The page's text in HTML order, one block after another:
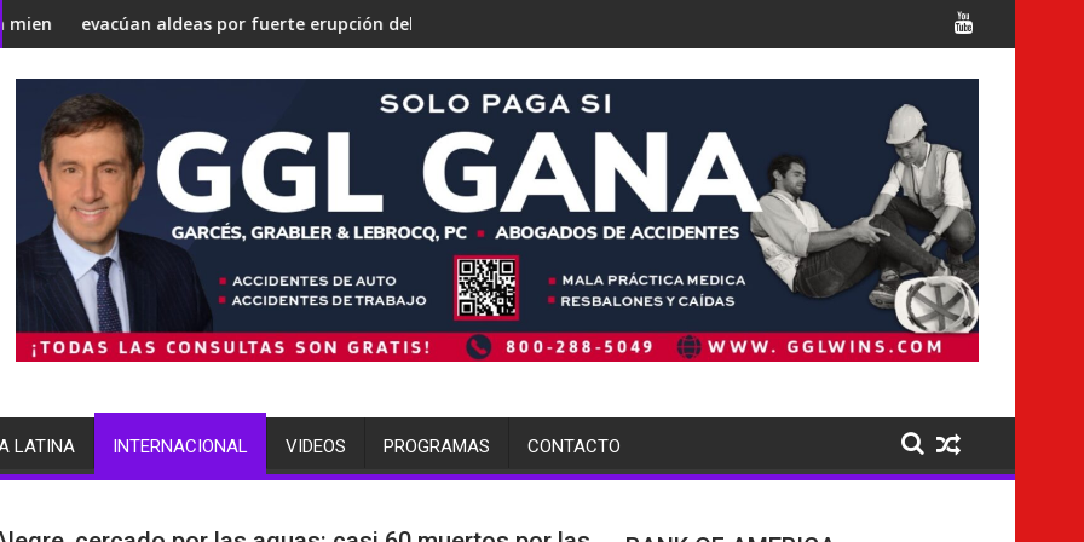
convertirse en una 'Gaza silenciosa'
debate sobre su estrategia nuclear
aldeas por fuerte erupción del volcán de Fuegoterminó arrestada por múltiples cargos Italia confirma la muerte de 7
LATINA INTERNACIONAL VIDEOS PROGRAMAS CONTACTO